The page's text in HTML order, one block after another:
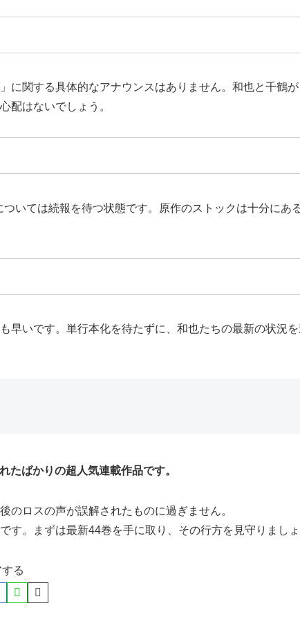
関する具体的なアナウンスはありません。和也と千鶴が
配はないでしょう。
いては続報を待つ状態です。原作のストックは十分にあ
早いです。単行本化を待たずに、和也たちの最新の状況
たばかりの超人気連載作品です。
のロスの声が誤解されたものに過ぎません。
。まずは最新44巻を手に取り、その行方を見守りましょ
る